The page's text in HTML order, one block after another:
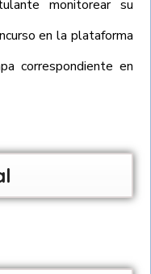
monitorear su
en la plataforma
correspondiente en